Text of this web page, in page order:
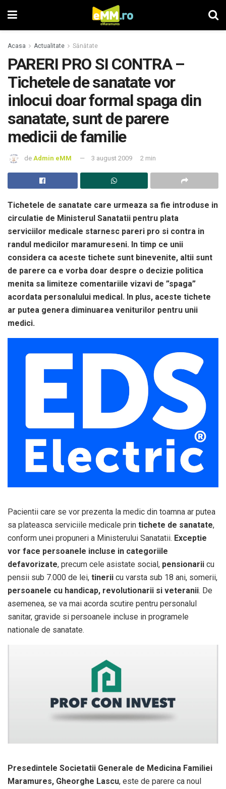
Acasa Actualitate Sănătate
PARERI PRO SI CONTRA –
Tichetele de sanatate vor
inlocui doar formal spaga din
sanatate, sunt de parere
medicii de familie
de Admin eMM 3 august 2009 2 min
Tichetele de sanatate care urmeaza sa fie introduse in
circulatie de Ministerul Sanatatii pentru plata
serviciilor medicale starnesc pareri pro si contra in
randul medicilor maramureseni. In timp ce unii
considera ca aceste tichete sunt binevenite, altii sunt
de parere ca e vorba doar despre o decizie politica
menita sa limiteze comentariile vizavi de ”spaga”
acordata personalului medical. In plus, aceste tichete
ar putea genera diminuarea veniturilor pentru unii
medici.
Pacientii care se vor prezenta la medic din toamna ar putea
sa plateasca serviciile medicale prin tichete de sanatate,
conform unei propuneri a Ministerului Sanatatii. Exceptie
vor face persoanele incluse in categoriile
defavorizate, precum cele asistate social, pensionarii cu
pensii sub 7.000 de lei, tinerii cu varsta sub 18 ani, somerii,
persoanele cu handicap, revolutionarii si veteranii. De
asemenea, se va mai acorda scutire pentru personalul
sanitar, gravide si persoanele incluse in programele
nationale de sanatate.
Presedintele Societatii Generale de Medicina Familiei
Maramures, Gheorghe Lascu, este de parere ca noul